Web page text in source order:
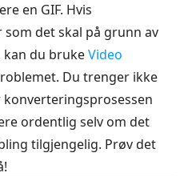
en GIF. Hvis
det skal på grunn av
kan du brukeVideo
Du trenger ikke
ordentlig selv om det
tilgjengelig. Prøv det